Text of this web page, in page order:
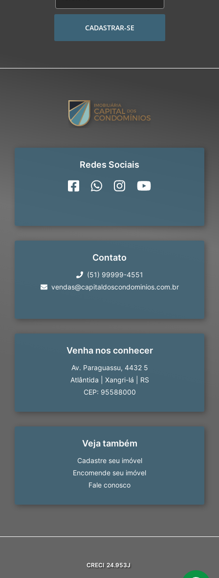
CADASTRAR-SE
Redes Sociais
Contato
(51) 99999-4551
vendas@capitaldoscondominios.com.br
Venha nos conhecer
Av. Paraguassu, 4432 5
Atlântida
Xangri-lá
RS
CEP: 95588000
Veja também
Cadastre seu imóvel
Encomende seu imóvel
Fale conosco
CRECI 24.953J